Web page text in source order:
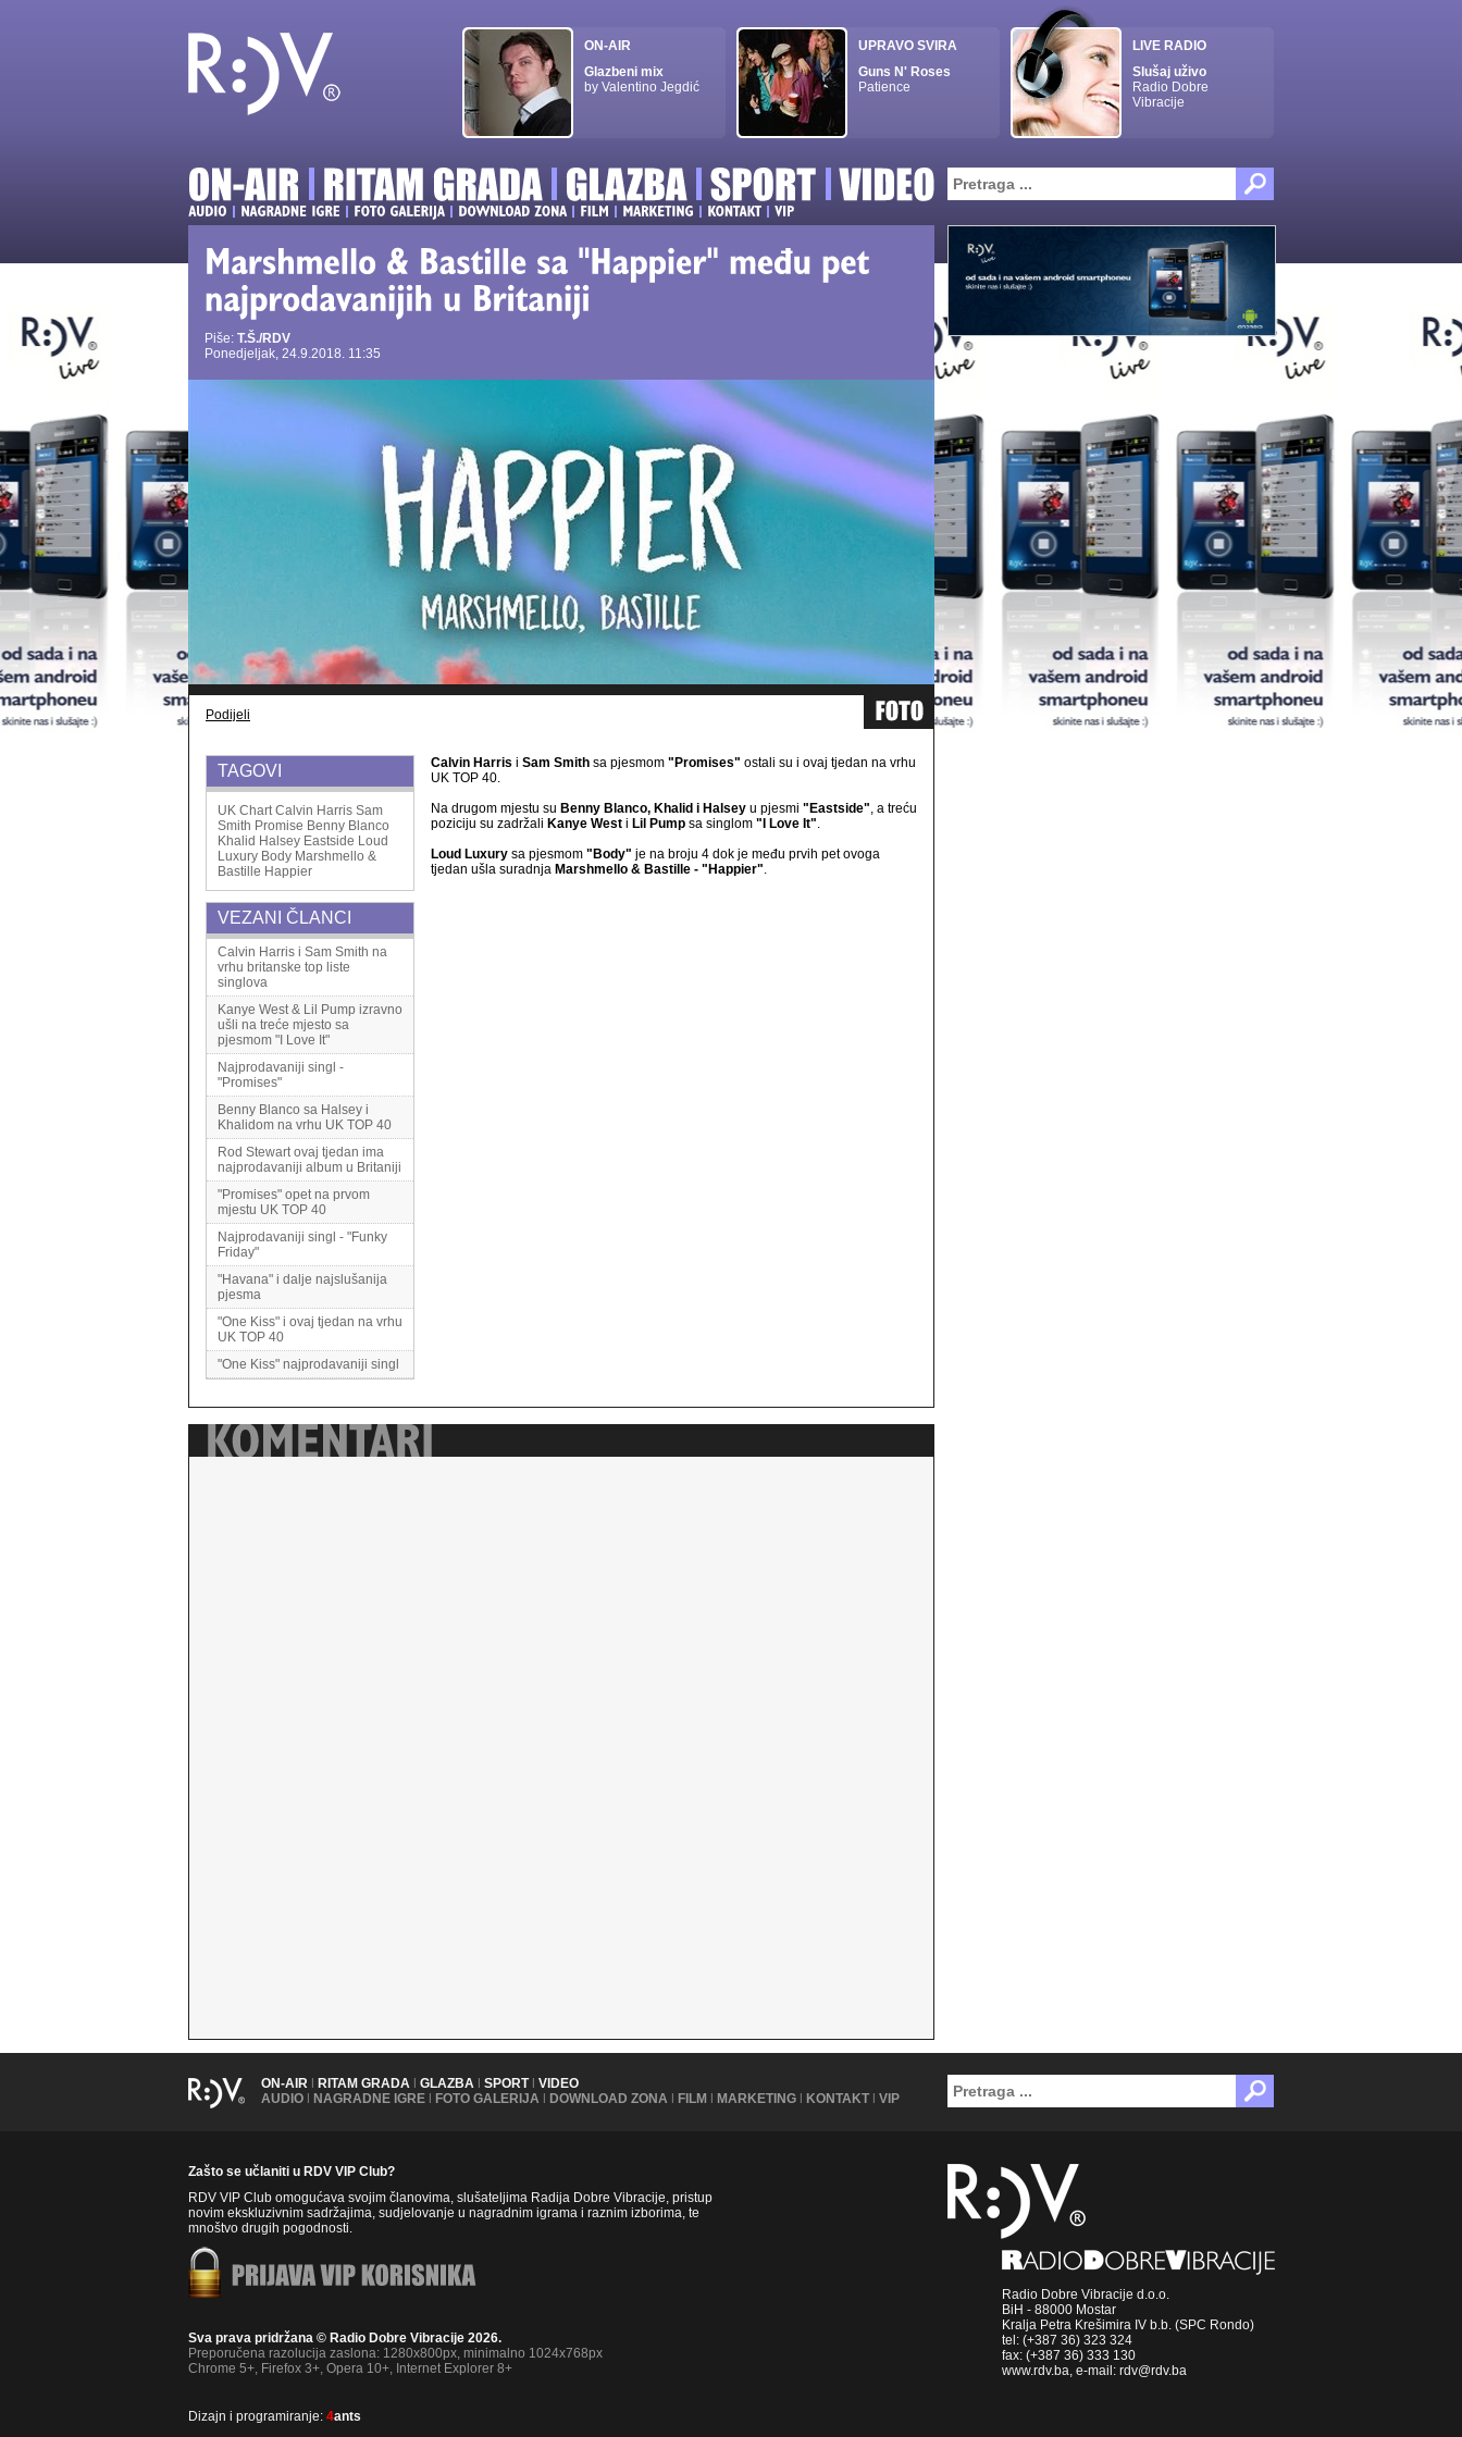
ON-AIR
Glazbeni mix
by Valentino Jegdić
UPRAVO SVIRA
Guns N' Roses
Patience
LIVE RADIO
Slušaj uživo
Radio Dobre
Vibracije
Piše: T.Š./RDV
Ponedjeljak, 24.9.2018. 11:35
Podijeli
TAGOVI
UK Chart Calvin Harris Sam
Smith Promise Benny Blanco
Khalid Halsey Eastside Loud
Luxury Body Marshmello &
Bastille Happier
VEZANI ČLANCI
Calvin Harris i Sam Smith na
vrhu britanske top liste
singlova
Kanye West & Lil Pump izravno
ušli na treće mjesto sa
pjesmom "I Love It"
Najprodavaniji singl -
"Promises"
Benny Blanco sa Halsey i
Khalidom na vrhu UK TOP 40
Rod Stewart ovaj tjedan ima
najprodavaniji album u Britaniji
"Promises" opet na prvom
mjestu UK TOP 40
Najprodavaniji singl - "Funky
Friday"
"Havana" i dalje najslušanija
pjesma
"One Kiss" i ovaj tjedan na vrhu
UK TOP 40
"One Kiss" najprodavaniji singl
Calvin Harris i Sam Smith sa pjesmom "Promises" ostali su i ovaj tjedan na vrhu
UK TOP 40.
Na drugom mjestu su Benny Blanco, Khalid i Halsey u pjesmi "Eastside", a treću
poziciju su zadržali Kanye West i Lil Pump sa singlom "I Love It".
Loud Luxury sa pjesmom "Body" je na broju 4 dok je među prvih pet ovoga
tjedan ušla suradnja Marshmello & Bastille - "Happier".
ON-AIR | RITAM GRADA | GLAZBA | SPORT | VIDEO
AUDIO | NAGRADNE IGRE | FOTO GALERIJA | DOWNLOAD ZONA | FILM | MARKETING | KONTAKT | VIP
Zašto se učlaniti u RDV VIP Club?
RDV VIP Club omogućava svojim članovima, slušateljima Radija Dobre Vibracije, pristup
novim ekskluzivnim sadržajima, sudjelovanje u nagradnim igrama i raznim izborima, te
mnoštvo drugih pogodnosti.
Sva prava pridržana © Radio Dobre Vibracije 2026.
Preporučena razolucija zaslona: 1280x800px, minimalno 1024x768px
Chrome 5+, Firefox 3+, Opera 10+, Internet Explorer 8+
Dizajn i programiranje: 4ants
Radio Dobre Vibracije d.o.o.
BiH - 88000 Mostar
Kralja Petra Krešimira IV b.b. (SPC Rondo)
tel: (+387 36) 323 324
fax: (+387 36) 333 130
www.rdv.ba, e-mail: rdv@rdv.ba